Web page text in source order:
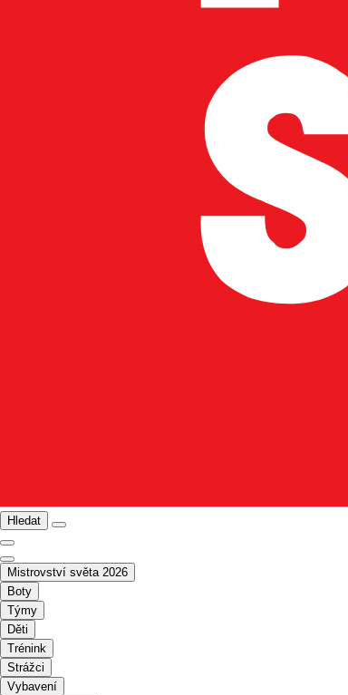
Hledat
Mistrovství světa 2026
Boty
Týmy
Děti
Trénink
Strážci
Vybavení